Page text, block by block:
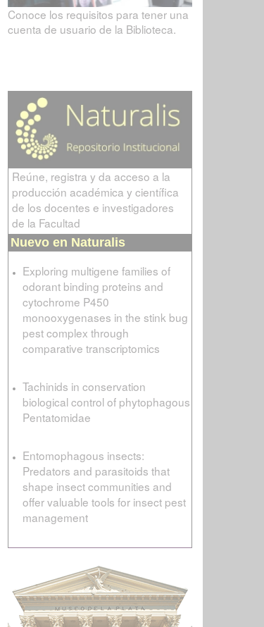
Conoce los requisitos para tener una
cuenta de usuario de la Biblioteca.
Reúne, registra y da acceso a la
producción académica y científica
de los docentes e investigadores
de la Facultad
Nuevo en Naturalis
Exploring multigene families of
odorant binding proteins and
cytochrome P450
monooxygenases in the stink bug
pest complex through
comparative transcriptomics
Tachinids in conservation
biological control of phytophagous
Pentatomidae
Entomophagous insects:
Predators and parasitoids that
shape insect communities and
offer valuable tools for insect pest
management